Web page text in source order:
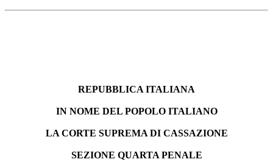
REPUBBLICA ITALIANA
IN NOME DEL POPOLO ITALIANO
LA CORTE SUPREMA DI CASSAZIONE
SEZIONE QUARTA PENALE